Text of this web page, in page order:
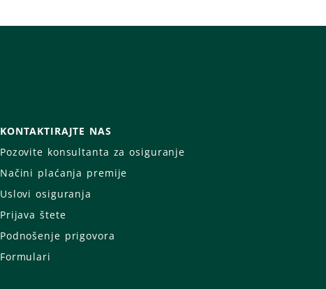
KONTAKTIRAJTE NAS
Pozovite konsultanta za osiguranje
Načini plaćanja premije
Uslovi osiguranja
Prijava štete
Podnošenje prigovora
Formulari